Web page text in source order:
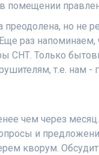
помещении
но не
раз
СНТ. Только
т.е. нам -
чем через
и
кворум.